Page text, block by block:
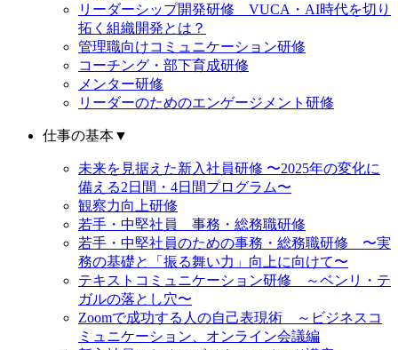
リーダーシップ開発研修 VUCA・AI時代を切り
拓く組織開発とは？
管理職向けコミュニケーション研修
コーチング・部下育成研修
メンター研修
リーダーのためのエンゲージメント研修
仕事の基本▼
未来を見据えた新入社員研修 〜2025年の変化に
備える2日間・4日間プログラム〜
観察力向上研修
若手・中堅社員 事務・総務職研修
若手・中堅社員のための事務・総務職研修 〜実
務の基礎と「振る舞い力」向上に向けて〜
テキストコミュニケーション研修 ～ベンリ・テ
ガルの落とし穴〜
Zoomで成功する人の自己表現術 ～ビジネスコ
ミュニケーション、オンライン会議編